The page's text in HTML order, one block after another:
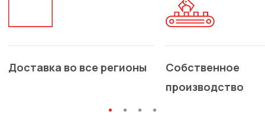
Доставка во все регионы
Собственное
производство